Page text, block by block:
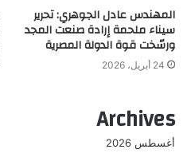
المهندس عادل الجوهري: تحرير
سيناء ملحمة إرادة صنعت المجد
ورسّخت قوة الدولة المصرية
24 أبريل، 2026
Archives
أغسطس 2026